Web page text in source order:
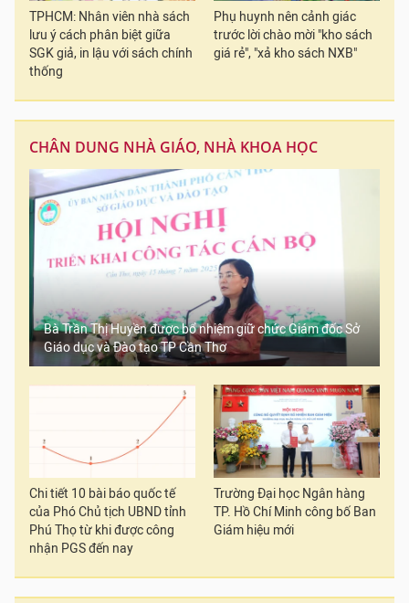
TPHCM: Nhân viên nhà sách
lưu ý cách phân biệt giữa
SGK giả, in lậu với sách chính
thống
Phụ huynh nên cảnh giác
trước lời chào mời "kho sách
giá rẻ", "xả kho sách NXB"
CHÂN DUNG NHÀ GIÁO, NHÀ KHOA HỌC
Bà Trần Thị Huyền được bổ nhiệm giữ chức Giám đốc Sở
Giáo dục và Đào tạo TP Cần Thơ
Chi tiết 10 bài báo quốc tế
của Phó Chủ tịch UBND tỉnh
Phú Thọ từ khi được công
nhận PGS đến nay
Trường Đại học Ngân hàng
TP. Hồ Chí Minh công bố Ban
Giám hiệu mới